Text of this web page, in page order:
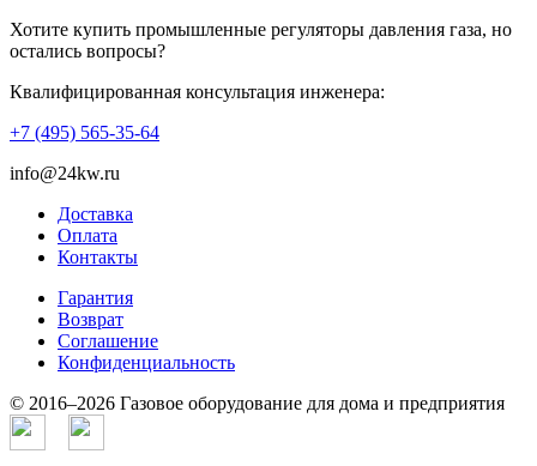
Хотите купить промышленные регуляторы давления газа, но
остались вопросы?
Квалифицированная консультация инженера:
+7 (495) 565-35-64
info@24kw.ru
Доставка
Оплата
Контакты
Гарантия
Возврат
Cоглашение
Конфиденциальность
© 2016–2026 Газовое оборудование для дома и предприятия